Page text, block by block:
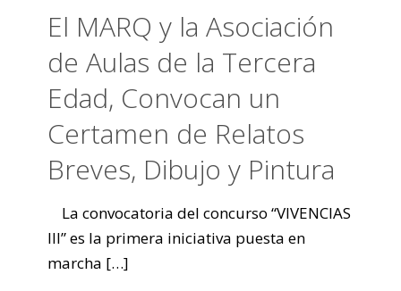
El MARQ y la Asociación
de Aulas de la Tercera
Edad, Convocan un
Certamen de Relatos
Breves, Dibujo y Pintura
La convocatoria del concurso “VIVENCIAS
III” es la primera iniciativa puesta en
marcha […]